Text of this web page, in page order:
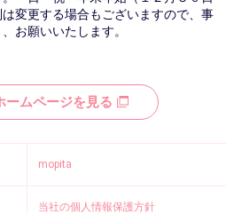
変更する場合もございますので、事
お願いいたします。
ームページを見る
mopita
当社の個人情報保護方針